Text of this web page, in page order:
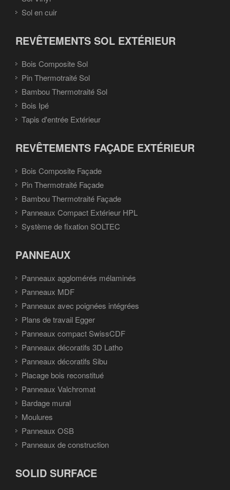
Sol en cuir
REVÊTEMENTS SOL EXTÉRIEUR
Bois Composite Sol
Pin Thermotraité Sol
Bambou Thermotraité Sol
Bois Ipé
Tapis d'entrée Extérieur
REVÊTEMENTS FAÇADE EXTÉRIEUR
Bois Composite Façade
Pin Thermotraité Façade
Bambou Thermotraité Façade
Panneaux Compact Extérieur HPL
Système de fixation SOLTEC
PANNEAUX
Panneaux agglomérés mélaminés
Panneaux MDF
Panneaux avec poignées intégrées
Plans de travail Egger
Panneaux compact SwissCDF
Panneaux décoratifs 3D Latho
Panneaux décoratifs Sibu
Placage bois reconstitué
Panneaux Valchromat
Bardage mural
Moulures
Panneaux OSB
Panneaux de construction
SOLID SURFACE